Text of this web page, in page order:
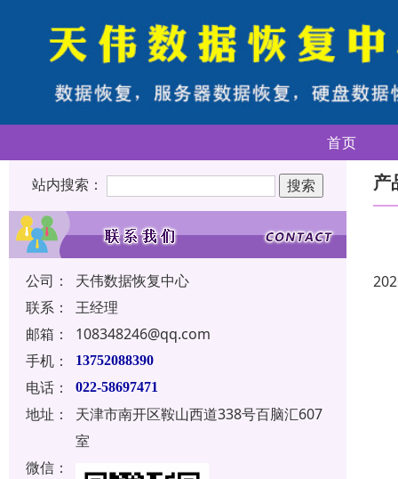
首页
站内搜索：
公司：
天伟数据恢复中心
联系：
王经理
邮箱：
108348246@qq.com
手机：
13752088390
电话： 022-58697471
地址：
天津市南开区鞍山西道338号百脑汇607
室
微信：
产